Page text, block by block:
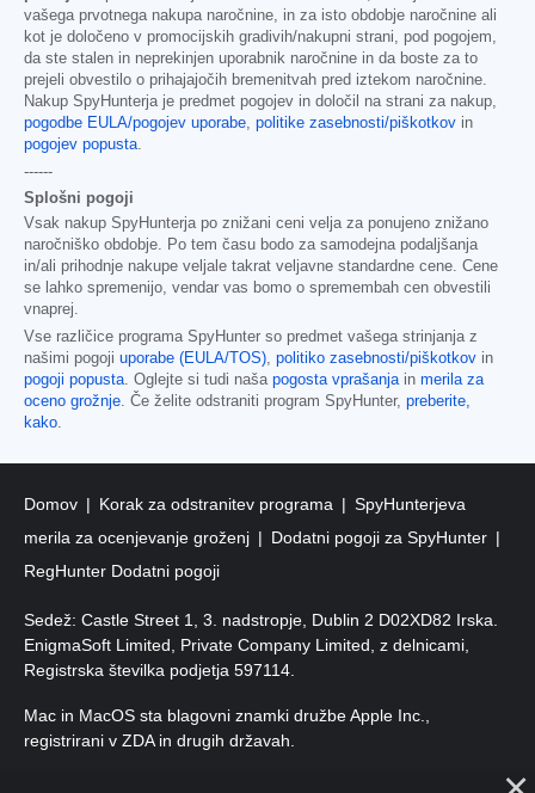
vašega prvotnega nakupa naročnine, in za isto obdobje naročnine ali
kot je določeno v promocijskih gradivih/nakupni strani, pod pogojem,
da ste stalen in neprekinjen uporabnik naročnine in da boste za to
prejeli obvestilo o prihajajočih bremenitvah pred iztekom naročnine.
Nakup SpyHunterja je predmet pogojev in določil na strani za nakup,
pogodbe EULA/pogojev uporabe, politike zasebnosti/piškotkov in
pogojev popusta.
------
Splošni pogoji
Vsak nakup SpyHunterja po znižani ceni velja za ponujeno znižano
naročniško obdobje. Po tem času bodo za samodejna podaljšanja
in/ali prihodnje nakupe veljale takrat veljavne standardne cene. Cene
se lahko spremenijo, vendar vas bomo o spremembah cen obvestili
vnaprej.
Vse različice programa SpyHunter so predmet vašega strinjanja z
našimi pogoji uporabe (EULA/TOS), politiko zasebnosti/piškotkov in
pogoji popusta. Oglejte si tudi naša pogosta vprašanjain merila za
oceno grožnje. Če želite odstraniti program SpyHunter, preberite,
kako.
Domov Korak za odstranitev programa
SpyHunterjeva
merila za ocenjevanje groženj
Dodatni pogoji za SpyHunter
RegHunter Dodatni pogoji
Sedež: Castle Street 1, 3. nadstropje, Dublin 2 D02XD82 Irska.
EnigmaSoft Limited, Private Company Limited, z delnicami,
Registrska številka podjetja 597114.
Mac in MacOS sta blagovni znamki družbe Apple Inc.,
registrirani v ZDA in drugih državah.